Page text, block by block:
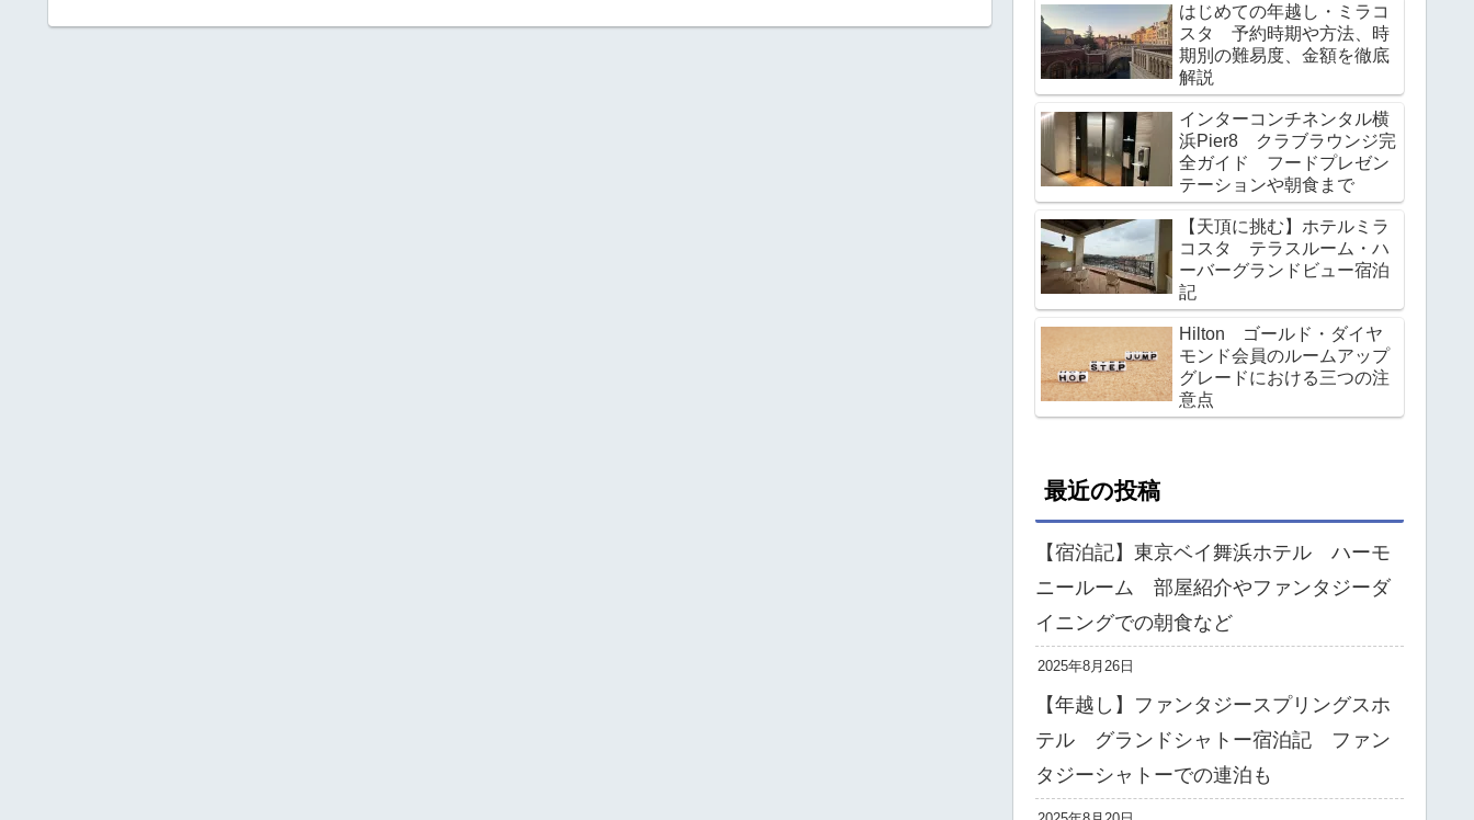
はじめての年越し・ミラコ
スタ 予約時期や方法、時
期別の難易度、金額を徹底
解説
インターコンチネンタル横
浜Pier8 クラブラウンジ完
全ガイド フードプレゼン
テーションや朝食まで
【天頂に挑む】ホテルミラ
コスタ テラスルーム・ハ
ーバーグランドビュー宿泊
記
Hilton ゴールド・ダイヤ
モンド会員のルームアップ
グレードにおける三つの注
意点
最近の投稿
【宿泊記】東京ベイ舞浜ホテル ハーモ
ニールーム 部屋紹介やファンタジーダ
イニングでの朝食など
2025年8月26日
【年越し】ファンタジースプリングスホ
テル グランドシャトー宿泊記 ファン
タジーシャトーでの連泊も